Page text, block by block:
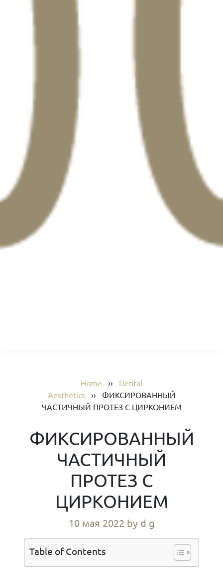
Home ›› Dental
Aesthetics›› ФИКСИРОВАННЫЙ
ЧАСТИЧНЫЙ ПРОТЕЗ С ЦИРКОНИЕМ
ФИКСИРОВАННЫЙ
ЧАСТИЧНЫЙ
ПРОТЕЗ С
ЦИРКОНИЕМ
10 мая 2022 by d g
Table of Contents